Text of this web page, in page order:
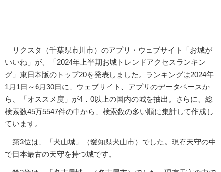
リクスタ（千葉県市川市）のアプリ・ウェブサイト「お城が
いいね」が、「2024年上半期お城トレンドアクセスランキン
グ」東日本版のトップ20を発表しました。ランキングは2024年
1月1日～6月30日に、ウェブサイト、アプリのデータベースか
ら、「オススメ度」が4．0以上の国内の城を抽出。さらに、総
検索数45万5547件の中から、検索数の多い順に集計して作成し
ています。
第3位は、「犬山城」（愛知県犬山市）でした。現存天守の中
で日本最古の天守を持つ城です。